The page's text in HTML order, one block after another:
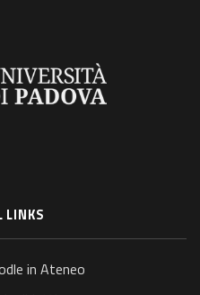
LINKS
in Ateneo